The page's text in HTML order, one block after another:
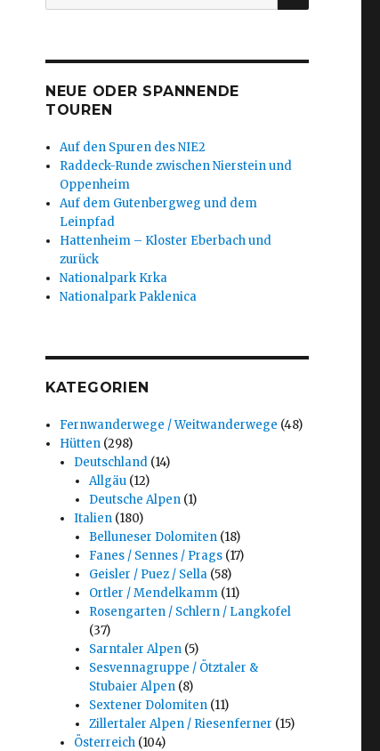
nach:
NEUE ODER SPANNENDE
TOUREN
Auf den Spuren des NIE2
Raddeck-Runde zwischen Nierstein und
Oppenheim
Auf dem Gutenbergweg und dem
Leinpfad
Hattenheim – Kloster Eberbach und
zurück
Nationalpark Krka
Nationalpark Paklenica
KATEGORIEN
Fernwanderwege / Weitwanderwege (48)
Hütten (298)
Deutschland (14)
Allgäu(12)
Deutsche Alpen(1)
Italien (180)
Belluneser Dolomiten(18)
Fanes / Sennes / Prags(17)
Geisler / Puez / Sella(58)
Ortler / Mendelkamm(11)
Rosengarten / Schlern / Langkofel
(37)
Sarntaler Alpen(5)
Sesvennagruppe / Ötztaler &
Stubaier Alpen(8)
Sextener Dolomiten(11)
Zillertaler Alpen / Riesenferner (15)
Österreich (104)